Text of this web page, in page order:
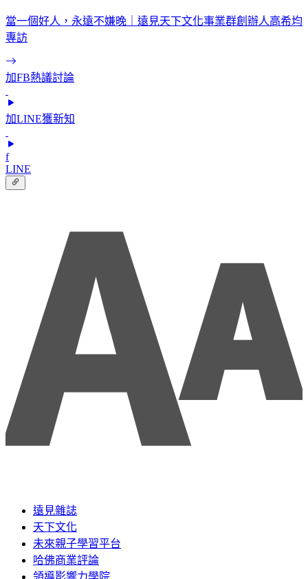
當一個好人，永遠不嫌晚｜遠見天下文化事業群創辦人高希均
專訪
加FB熱議討論
加LINE獲新知
f
LINE
遠見雜誌
天下文化
未來親子學習平台
哈佛商業評論
領導影響力學院